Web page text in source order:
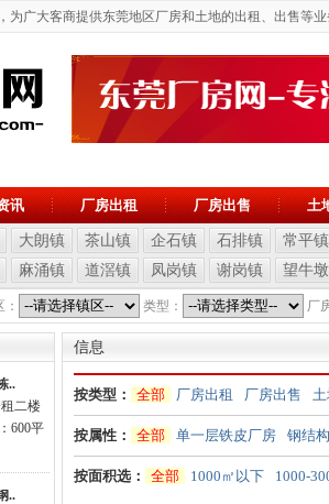
广大客商提供东莞地区厂房和土地的出租、出售等业
讯 厂房出租 厂房出售 土
大朗镇 茶山镇 企石镇 石排镇 常平镇
麻涌镇 道滘镇 凤岗镇 谢岗镇 望牛墩
类型： 厂
..
二楼
600平
..
信息
按类型： 全部 厂房出租 厂房出售
按属性： 全部 单一层铁皮厂房 钢结
按面积选： 全部 1000㎡以下 1000-